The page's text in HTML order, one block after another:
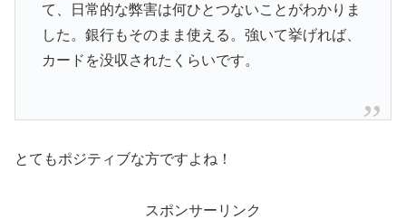
て、日常的な弊害は何ひとつないことがわかりま
した。銀行もそのまま使える。強いて挙げれば、
カードを没収されたくらいです。
とてもポジティブな方ですよね！
スポンサーリンク